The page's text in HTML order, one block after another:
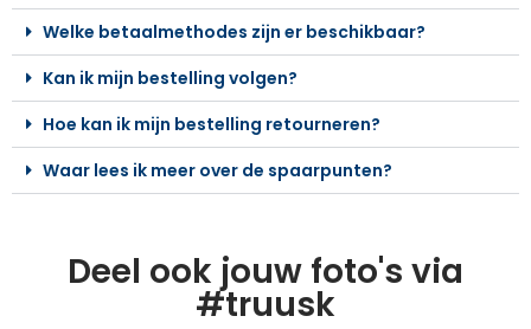
Welke betaalmethodes zijn er beschikbaar?
Kan ik mijn bestelling volgen?
Hoe kan ik mijn bestelling retourneren?
Waar lees ik meer over de spaarpunten?
Deel ook jouw foto's via
#truusk